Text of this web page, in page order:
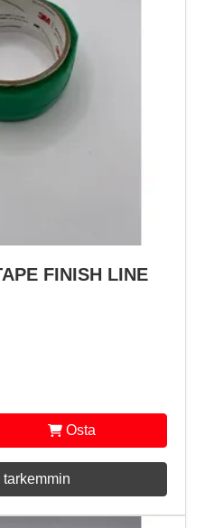
FINISH LINE
Osta
tarkemmin